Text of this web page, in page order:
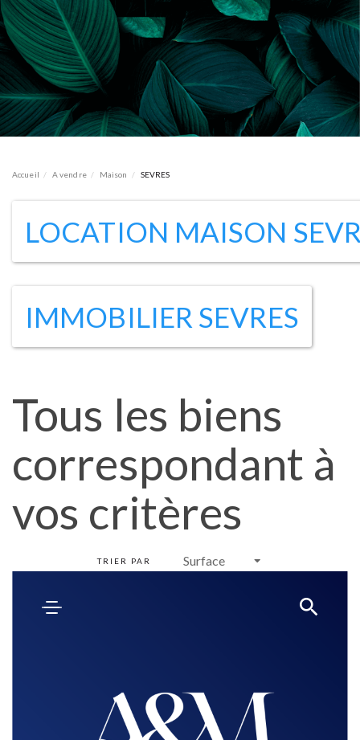
Accueil A vendre Maison SEVRES
LOCATION MAISON
IMMOBILIER SEVRES
Tous les biens
correspondant à
vos critères
TRIER PAR